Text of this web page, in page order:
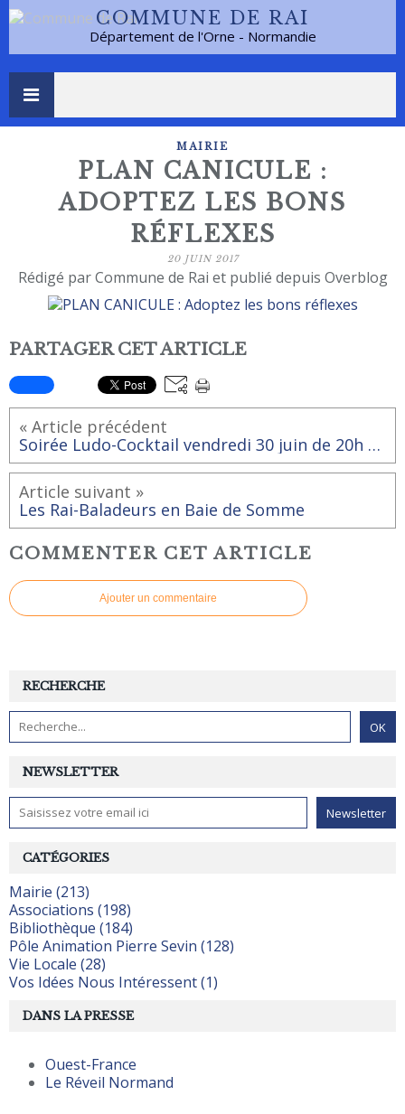
COMMUNE DE RAI
Département de l'Orne - Normandie
MAIRIE
PLAN CANICULE :
ADOPTEZ LES BONS
RÉFLEXES
20 JUIN 2017
Rédigé par Commune de Rai et publié depuis Overblog
PARTAGER CET ARTICLE
« Article précédent
Soirée Ludo-Cocktail vendredi 30 juin de 20h à 22h
Article suivant »
Les Rai-Baladeurs en Baie de Somme
COMMENTER CET ARTICLE
Ajouter un commentaire
NEWSLETTER
RECHERCHE
CATÉGORIES
Mairie (213)
Associations (198)
Bibliothèque (184)
Pôle Animation Pierre Sevin (128)
Vie Locale (28)
Vos Idées Nous Intéressent (1)
DANS LA PRESSE
Ouest-France
Le Réveil Normand